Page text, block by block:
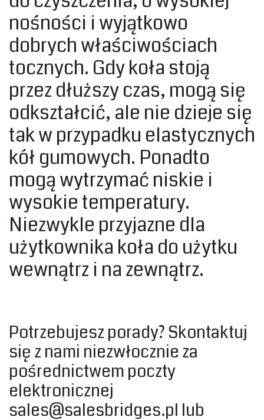
nośności i wyjątkowo
dobrych właściwościach
tocznych. Gdy koła stoją
przez dłuższy czas, mogą się
odkształcić, ale nie dzieje się
tak w przypadku elastycznych
kół gumowych. Ponadto
mogą wytrzymać niskie i
wysokie temperatury.
Niezwykle przyjazne dla
użytkownika koła do użytku
wewnątrz i na zewnątrz.‎
‎Potrzebujesz porady? Skontaktuj
się z nami niezwłocznie za
pośrednictwem poczty
elektronicznej
sales@salesbridges.pl lub